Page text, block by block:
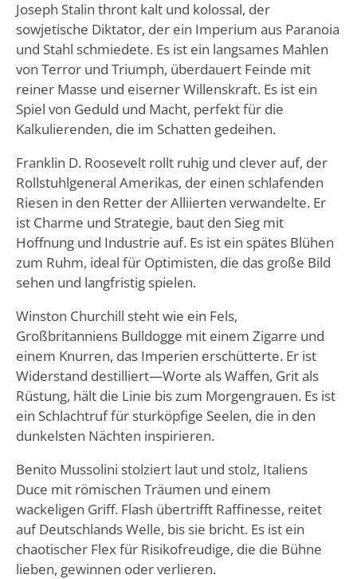
Joseph Stalin thront kalt und kolossal, der
sowjetische Diktator, der ein Imperium aus Paranoia
und Stahl schmiedete. Es ist ein langsames Mahlen
von Terror und Triumph, überdauert Feinde mit
reiner Masse und eiserner Willenskraft. Es ist ein
Spiel von Geduld und Macht, perfekt für die
Kalkulierenden, die im Schatten gedeihen.
Franklin D. Roosevelt rollt ruhig und clever auf, der
Rollstuhlgeneral Amerikas, der einen schlafenden
Riesen in den Retter der Alliierten verwandelte. Er
ist Charme und Strategie, baut den Sieg mit
Hoffnung und Industrie auf. Es ist ein spätes Blühen
zum Ruhm, ideal für Optimisten, die das große Bild
sehen und langfristig spielen.
Winston Churchill steht wie ein Fels,
Großbritanniens Bulldogge mit einem Zigarre und
einem Knurren, das Imperien erschütterte. Er ist
Widerstand destilliert—Worte als Waffen, Grit als
Rüstung, hält die Linie bis zum Morgengrauen. Es ist
ein Schlachtruf für sturköpfige Seelen, die in den
dunkelsten Nächten inspirieren.
Benito Mussolini stolziert laut und stolz, Italiens
Duce mit römischen Träumen und einem
wackeligen Griff. Flash übertrifft Raffinesse, reitet
auf Deutschlands Welle, bis sie bricht. Es ist ein
chaotischer Flex für Risikofreudige, die die Bühne
lieben, gewinnen oder verlieren.